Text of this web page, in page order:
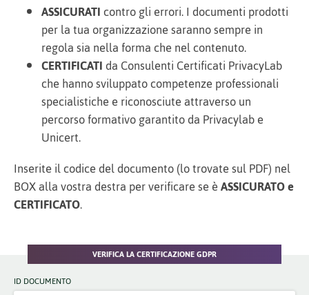
ASSICURATIcontro gli errori. I documenti prodotti
per la tua organizzazione saranno sempre in
regola sia nella forma che nel contenuto.
CERTIFICATIda Consulenti Certificati PrivacyLab
che hanno sviluppato competenze professionali
specialistiche e riconosciute attraverso un
percorso formativo garantito da Privacylab e
Unicert.
Inserite il codice del documento (lo trovate sul PDF) nel
BOX alla vostra destra per verificare se èASSICURATO e
CERTIFICATO.
VERIFICA LA CERTIFICAZIONE GDPR
ID DOCUMENTO